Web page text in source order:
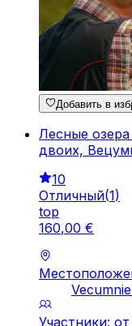
Добавить в
Лесные
двоих,
10
Отличный(1)
top
160,00 €
Участники: